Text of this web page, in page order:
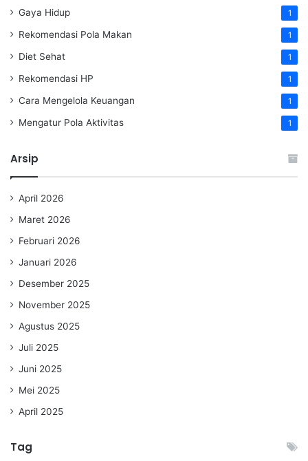
Gaya Hidup 1
Rekomendasi Pola Makan 1
Diet Sehat 1
Rekomendasi HP 1
Cara Mengelola Keuangan 1
Mengatur Pola Aktivitas 1
Arsip
April 2026
Maret 2026
Februari 2026
Januari 2026
Desember 2025
November 2025
Agustus 2025
Juli 2025
Juni 2025
Mei 2025
April 2025
Tag